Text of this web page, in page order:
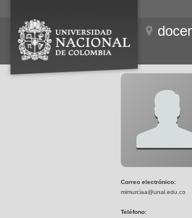
Correo electrónico:
mimurciaa@unal.edu.co
Teléfono: